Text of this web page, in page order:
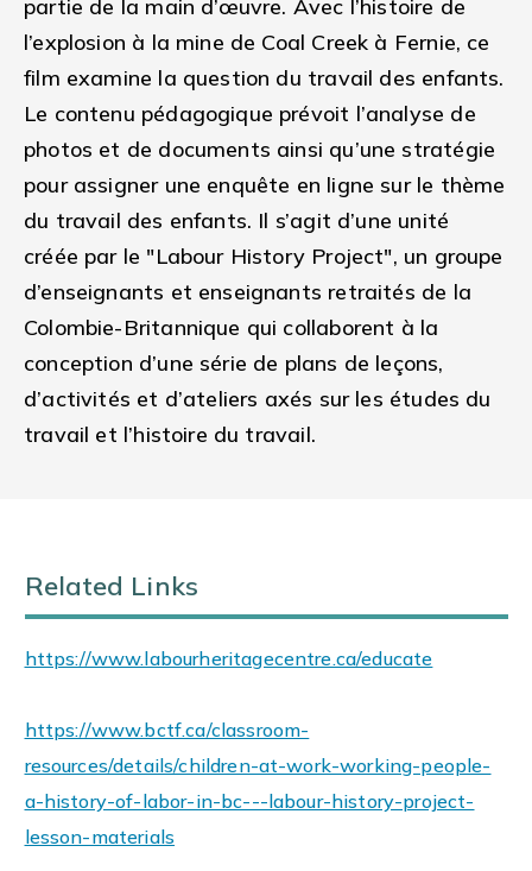
partie de la main d’œuvre. Avec l’histoire de
l’explosion à la mine de Coal Creek à Fernie, ce
film examine la question du travail des enfants.
Le contenu pédagogique prévoit l’analyse de
photos et de documents ainsi qu’une stratégie
pour assigner une enquête en ligne sur le thème
du travail des enfants. Il s’agit d’une unité
créée par le "Labour History Project", un groupe
d’enseignants et enseignants retraités de la
Colombie-Britannique qui collaborent à la
conception d’une série de plans de leçons,
d’activités et d’ateliers axés sur les études du
travail et l’histoire du travail.
Related Links
https://www.labourheritagecentre.ca/educate
https://www.bctf.ca/classroom-
resources/details/children-at-work-working-people-
a-history-of-labor-in-bc---labour-history-project-
lesson-materials